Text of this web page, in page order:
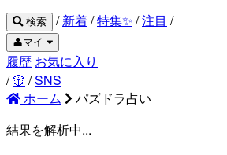
検索 / 新着/特集✨ /注目 /
👤マイ
履歴 お気に入り
/🎲 /SNS
ホーム
パズドラ占い
結果を解析中...